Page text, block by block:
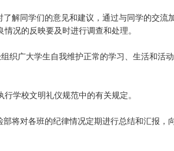
同学们的意见和建议，通过与同学的交流
情况的反映要及时进行调查和处理。
广大学生自我维护正常的学习、生活和活动
学校文明礼仪规范中的有关规定。
对各班的纪律情况定期进行总结和汇报，